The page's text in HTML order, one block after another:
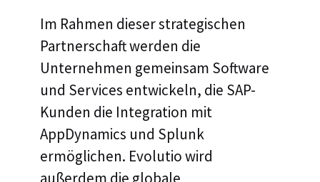
Im Rahmen dieser strategischen
Partnerschaft werden die
Unternehmen gemeinsam Software
und Services entwickeln, die SAP-
Kunden die Integration mit
AppDynamics und Splunk
ermöglichen. Evolutio wird
außerdem die globale